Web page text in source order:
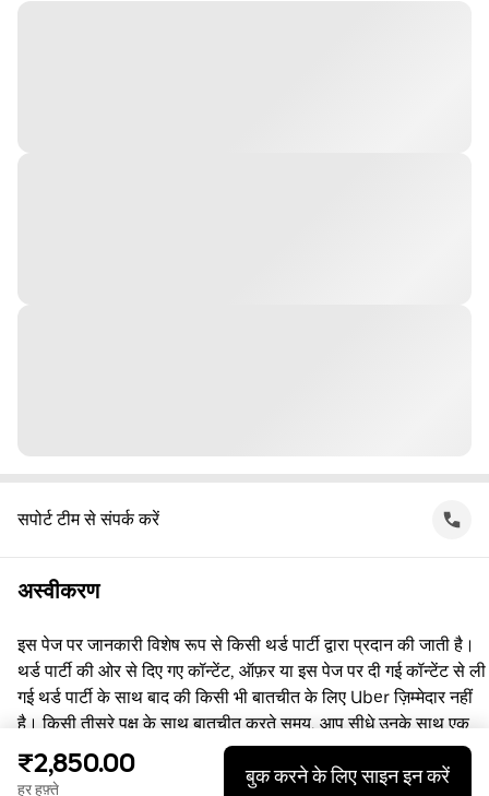
सपोर्ट टीम से संपर्क करें
अस्वीकरण
इस पेज पर जानकारी विशेष रूप से किसी थर्ड पार्टी द्वारा प्रदान की जाती है।
थर्ड पार्टी की ओर से दिए गए कॉन्टेंट, ऑफ़र या इस पेज पर दी गई कॉन्टेंट से ली
गई थर्ड पार्टी के साथ बाद की किसी भी बातचीत के लिए Uber ज़िम्मेदार नहीं
है। किसी तीसरे पक्ष के साथ बातचीत करते समय, आप सीधे उनके साथ एक
समझौता करते हैं, जिसमें Uber पक्षकार नहीं है। सवाल पूछने के लिए, कृपया
सीधे तीसरे पक्ष से संपर्क करें।
₹2,850.00
हर हफ़्ते
बुक करने के लिए साइन इन करें